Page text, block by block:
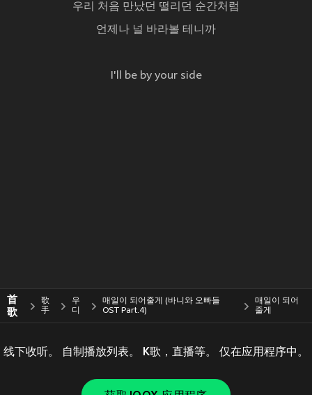
우리 처음 만났던 떨리던 순간처럼
언제나 널 바라볼 테니까
I'll be by your side
首
歌
歌
手
우
디
매일이 되어줄게 (바니와 오빠들
OST Part.4)
매일이 되어
줄게
线下收听。 自制播放列表。 K歌，直播等。 仅在应用程序中。